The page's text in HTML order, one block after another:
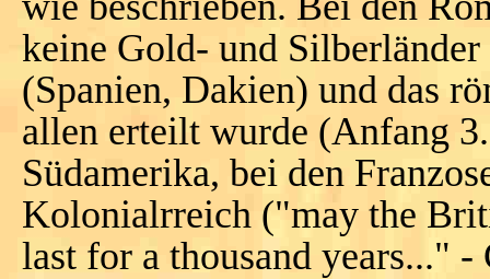
keine Gold- und
(Spanien, Dakien) und das
allen erteilt wurde (Anfang
Südamerika, bei den
Kolonialrreich ("may the
last for a thousand years..."